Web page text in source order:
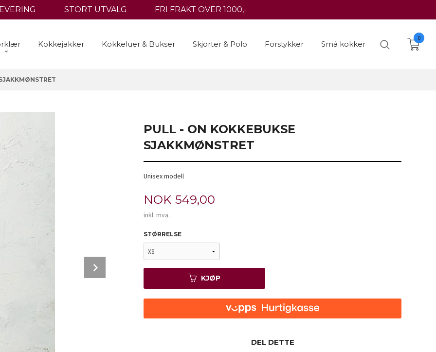
STORT UTVALG FRI FRAKT OVER 1000,-
Kokkejakker Kokkeluer & Bukser Skjorter & Polo Forstykker Små kokker
0
PULL - ON KOKKEBUKSE
SJAKKMØNSTRET
Unisex modell
Pris
NOK 549,00
inkl. mva.
STØRRELSE
KJØP
DEL DETTE